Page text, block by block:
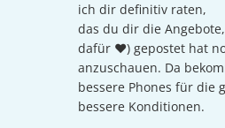
ich dir definitiv raten,
das du dir die
dafür ❤) gepostet hat
anzuschauen. Da
bessere Phones für die
bessere Konditionen.